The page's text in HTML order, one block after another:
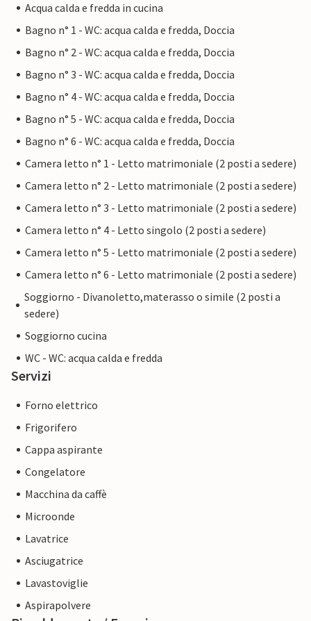
Acqua calda e fredda in cucina
Bagno n° 1 - WC: acqua calda e fredda, Doccia
Bagno n° 2 - WC: acqua calda e fredda, Doccia
Bagno n° 3 - WC: acqua calda e fredda, Doccia
Bagno n° 4 - WC: acqua calda e fredda, Doccia
Bagno n° 5 - WC: acqua calda e fredda, Doccia
Bagno n° 6 - WC: acqua calda e fredda, Doccia
Camera letto n° 1 - Letto matrimoniale (2 posti a sedere)
Camera letto n° 2 - Letto matrimoniale (2 posti a sedere)
Camera letto n° 3 - Letto matrimoniale (2 posti a sedere)
Camera letto n° 4 - Letto singolo (2 posti a sedere)
Camera letto n° 5 - Letto matrimoniale (2 posti a sedere)
Camera letto n° 6 - Letto matrimoniale (2 posti a sedere)
Soggiorno - Divanoletto,materasso o simile (2 posti a
sedere)
Soggiorno cucina
WC - WC: acqua calda e fredda
Servizi
Forno elettrico
Frigorifero
Cappa aspirante
Congelatore
Macchina da caffè
Microonde
Lavatrice
Asciugatrice
Lavastoviglie
Aspirapolvere